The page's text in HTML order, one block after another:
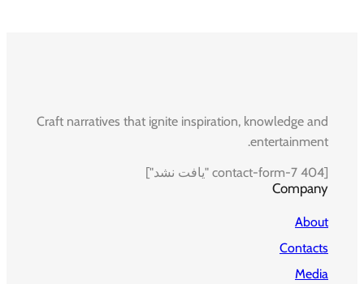
Craft narratives that ignite inspiration, knowledge and
entertainment.
[contact-form-7 404 "یافت نشد"]
Company
About
Contacts
Media